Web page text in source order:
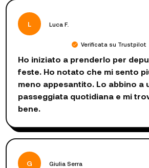
L Luca F.
Verificata su Trustpilot
Ho iniziato a prenderlo per
feste. Ho notato che mi sento
meno appesantito. Lo abbino a
passeggiata quotidiana e mi
bene.
G Giulia Serra